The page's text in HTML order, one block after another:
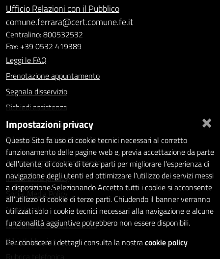
Ufficio Relazioni con il Pubblico
comune.ferrara@cert.comune.fe.it
Centralino: 800532532
Fax: +39 0532 419389
Leggi le FAQ
Prenotazione appuntamento
Segnala disservizio
Richiedi assistenza
Statistiche dei Siti web
Intranet - accesso riservato
Amministrazione trasparente
Informativa privacy
Social Media Policy
Note legali
Dichiarazione di accessibilità
Whistleblowing
Rubrica telefonica
×
Impostazioni privacy
Questo Sito fa uso di cookie tecnici necessari al corretto
funzionamento delle pagine web e, previa accettazione da parte
dell'utente, di cookie di terze parti per migliorare l'esperienza di
navigazione degli utenti ed ottimizzare l'utilizzo dei servizi messi
a disposizione.Selezionando Accetta tutti i cookie si acconsente
all'utilizzo di cookie di terze parti. Chiudendo il banner verranno
utilizzati solo i cookie tecnici necessari alla navigazione e alcune
funzionalità aggiuntive potrebbero non essere disponibili.
Per conoscere i dettagli consulta la nostracookie policy